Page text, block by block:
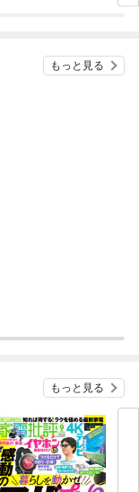
た。実に愛い！～（コ
ミック）【分冊版】
もっと見る
もっと見る